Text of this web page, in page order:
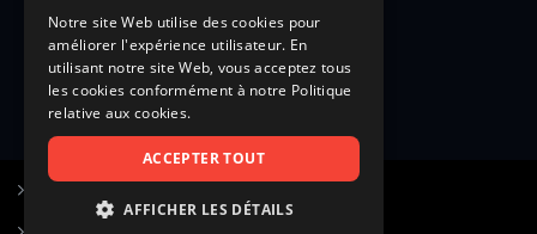
Notre site Web utilise des cookies pour
améliorer l'expérience utilisateur. En
utilisant notre site Web, vous acceptez tous
les cookies conformément à notre Politique
relative aux cookies.
ACCEPTER TOUT
AFFICHER LES DÉTAILS